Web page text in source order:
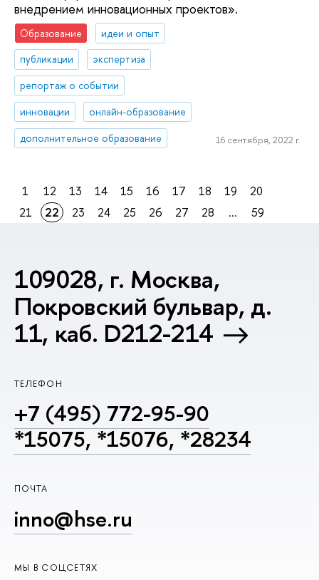
внедрением инновационных проектов».
Образование
идеи и опыт
публикации
экспертиза
репортаж о событии
инновации
онлайн-образование
дополнительное образование
16 сентября, 2022 г.
1 12 13 14 15 16 17 18 19
20
21
22 23 24 25 26 27 28 ... 59
109028, г. Москва,
Покровский бульвар, д.
11, каб. D212-214
ТЕЛЕФОН
+7 (495) 772-95-90
*15075, *15076, *28234
ПОЧТА
inno@hse.ru
МЫ В СОЦСЕТЯХ